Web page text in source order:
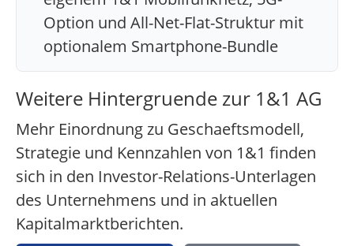
Option und All-Net-Flat-Struktur mit
optionalem Smartphone-Bundle
Weitere Hintergruende zur 1&1 AG
Mehr Einordnung zu Geschaeftsmodell,
Strategie und Kennzahlen von 1&1 finden
sich in den Investor-Relations-Unterlagen
des Unternehmens und in aktuellen
Kapitalmarktberichten.